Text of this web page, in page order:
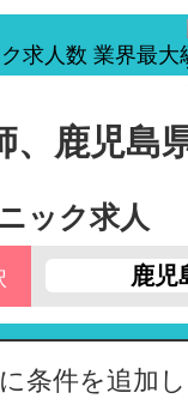
、鹿児島
ック求人
条件を追加